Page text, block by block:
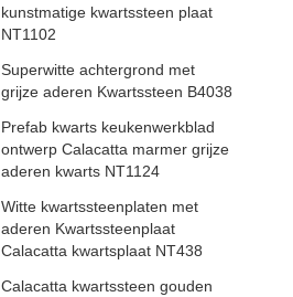
kunstmatige kwartssteen plaat
NT1102
Superwitte achtergrond met
grijze aderen Kwartssteen B4038
Prefab kwarts keukenwerkblad
ontwerp Calacatta marmer grijze
aderen kwarts NT1124
Witte kwartssteenplaten met
aderen Kwartssteenplaat
Calacatta kwartsplaat NT438
Calacatta kwartssteen gouden